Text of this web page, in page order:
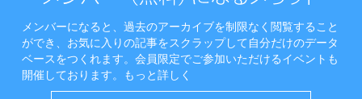
メンバーになると、過去のアーカイブを制限なく閲覧すること
ができ、お気に入りの記事をスクラップして自分だけのデータ
ベースをつくれます。会員限定でご参加いただけるイベントも
開催しております。
もっと詳しく